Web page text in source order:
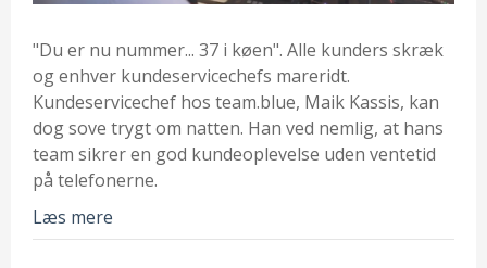
"Du er nu nummer... 37 i køen". Alle kunders skræk
og enhver kundeservicechefs mareridt.
Kundeservicechef hos team.blue, Maik Kassis, kan
dog sove trygt om natten. Han ved nemlig, at hans
team sikrer en god kundeoplevelse uden ventetid
på telefonerne.
Læs mere